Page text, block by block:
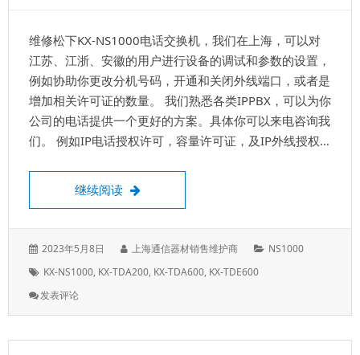
能，
智
能
电
话
交
换
机
维修松下KX-NS1000电话交换机，我们在上海，可以对
江苏、江浙、安徽的用户进行设备的调试和参数的设置，
例如协助你更改分机号码，开通和关闭外线端口，或者是
增加相关许可证的数量。 我们熟悉各类IPPBX，可以为你
公司的电话提供一个更好的方案。具体你可以来电咨询我
们。 例如IP电话授权许可，容量许可证，及IP外线授权…
继续阅读 维修松下KX-NS1000电话交换机，上门安
发
于：
2023年5月8日
作
上海通信器材销售维护商
分
NS1000
标
KX-NS1000, KX-TDA200, KX-TDA600, KX-TDE600
发表评论: 维
下